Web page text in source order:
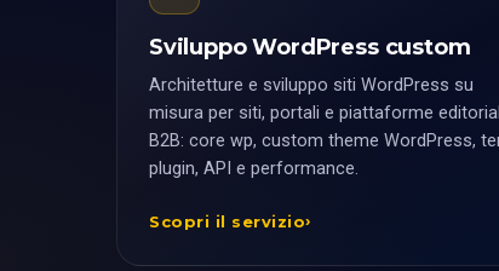
Sviluppo WordPress custom
Architetture e sviluppo siti WordPress su
misura per siti, portali e piattaforme
B2B: core wp, custom theme WordPress,
plugin, API e performance.
Scopri il servizio